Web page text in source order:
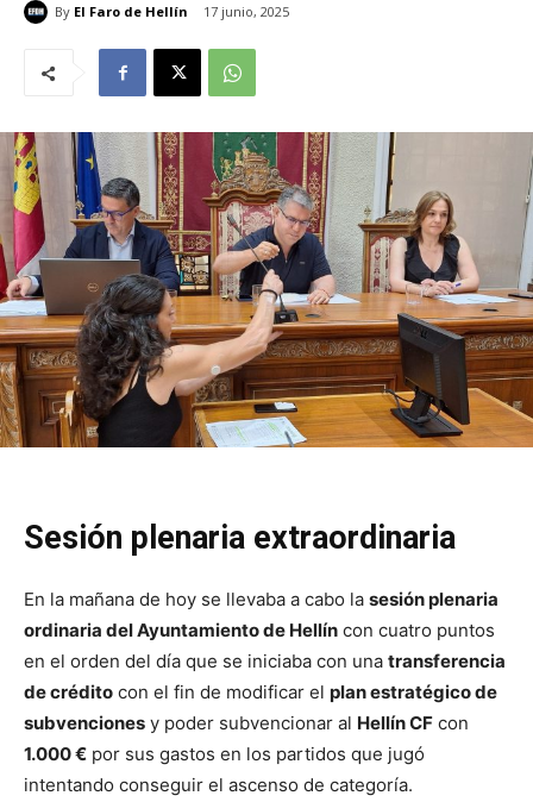
By El Faro de Hellín 17 junio, 2025
Sesión plenaria extraordinaria
En la mañana de hoy se llevaba a cabo la sesión plenaria
ordinaria del Ayuntamiento de Hellín con cuatro puntos
en el orden del día que se iniciaba con una transferencia
de crédito con el fin de modificar el plan estratégico de
subvenciones y poder subvencionar al Hellín CF con
1.000 € por sus gastos en los partidos que jugó
intentando conseguir el ascenso de categoría.